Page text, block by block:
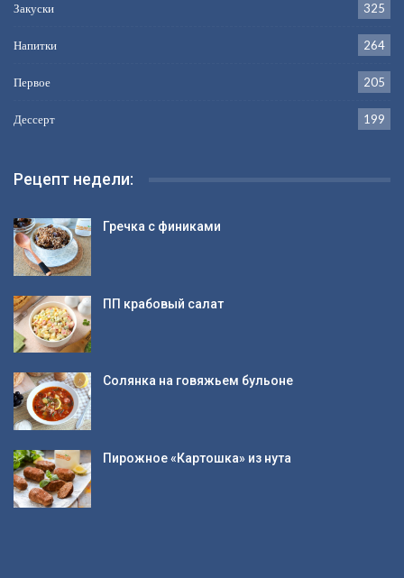
Закуски 325
Напитки 264
Первое 205
Дессерт 199
Рецепт недели:
Гречка с финиками
ПП крабовый салат
Солянка на говяжьем бульоне
Пирожное «Картошка» из нута